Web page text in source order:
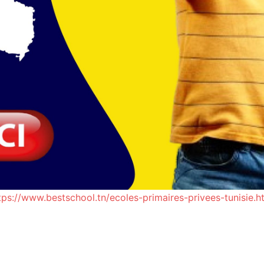
www.bestschool.tn/ecoles-primaires-privees-